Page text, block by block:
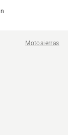
Motosierras